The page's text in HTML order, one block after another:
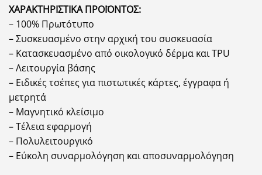
ΧΑΡΑΚΤΗΡΙΣΤΙΚΑ ΠΡΟΪΟΝΤΟΣ:
– 100% Πρωτότυπο
– Συσκευασμένο στην αρχική του συσκευασία
– Κατασκευασμένο από οικολογικό δέρμα και TPU
– Λειτουργία βάσης
– Ειδικές τσέπες για πιστωτικές κάρτες, έγγραφα ή
μετρητά
– Μαγνητικό κλείσιμο
– Τέλεια εφαρμογή
– Πολυλειτουργικό
– Εύκολη συναρμολόγηση και αποσυναρμολόγηση